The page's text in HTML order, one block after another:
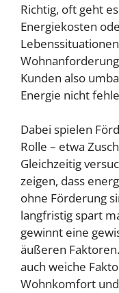
Richtig, oft geht
Energiekosten
Kunden also
Energie nicht
Dabei spielen
Rolle – etwa
Gleichzeitig
zeigen, dass
ohne Förderung
langfristig spart
gewinnt eine
äußeren
auch weiche
Wohnkomfort